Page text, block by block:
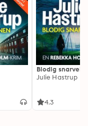
Blodig snarvei
Julie Hastrup
4.3